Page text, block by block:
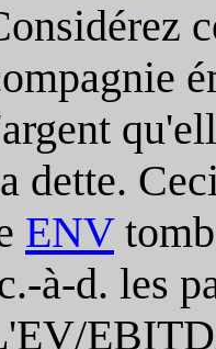
dette.
ENV
à-d. les